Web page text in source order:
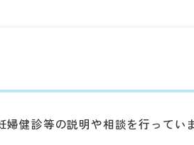
健診等の説明や相談を行ってい